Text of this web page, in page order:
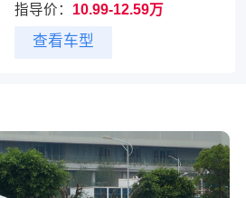
指导价： 10.99-12.59万
查看车型